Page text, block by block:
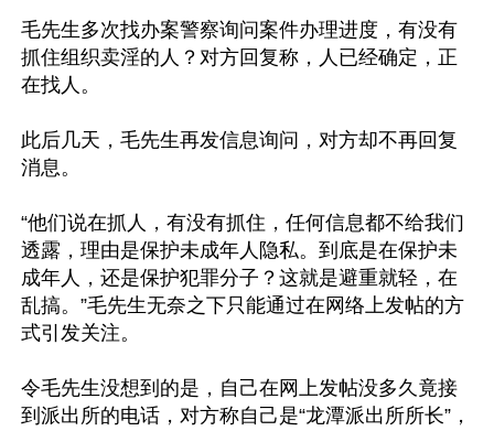
毛先生多次找办案警察询问案件办理进度，有没有
抓住组织卖淫的人？对方回复称，人已经确定，正
在找人。
此后几天，毛先生再发信息询问，对方却不再回复
消息。
“他们说在抓人，有没有抓住，任何信息都不给我们
透露，理由是保护未成年人隐私。到底是在保护未
成年人，还是保护犯罪分子？这就是避重就轻，在
乱搞。”毛先生无奈之下只能通过在网络上发帖的方
式引发关注。
令毛先生没想到的是，自己在网上发帖没多久竟接
到派出所的电话，对方称自己是“龙潭派出所所长”，